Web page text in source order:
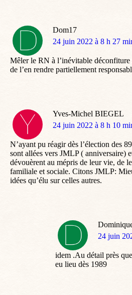
Dom17
dit
24 juin 2022 à 8 h 27
Mêler le RN à l’inévitable déconfiture
de l’en rendre partiellement
Yves-Michel BIEGEL
dit
24 juin 2022 à 8 h 10
N’ayant pu réagir dès l’élection des
sont allées vers JMLP ( anniversaire)
dévouèrent au mépris de leur vie, de
familiale et sociale. Citons JMLP:
idées qu’élu sur celles autres.
dit
24 juin
idem .Au détail près
eu lieu dès 1989